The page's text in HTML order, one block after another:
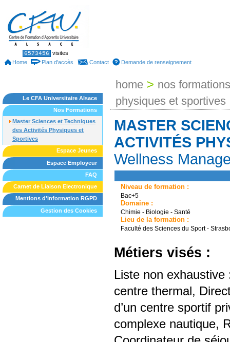
content.
Skip
navigation
6573456 visites
Home
Plan d'accès Contact Demande de renseignement
Le CFA Universitaire Alsace
Nos Formations
Master Sciences et Techniques
des Activités Physiques et
Sportives
Espace Jeunes
Espace Employeur
FAQ
Carnet de Liaison Electronique
Mentions d'information RGPD
Gestion des Cookies
home > nos formations
physiques et sportives
MASTER
ACTIVITÉS
Wellness
Niveau de formation :
Bac+5
Domaine :
Chimie - Biologie - Santé
Lieu de la formation :
Faculté des Sciences du Sport -
Métiers visés :
Liste non
centre thermal,
d’un centre sportif
complexe nautique,